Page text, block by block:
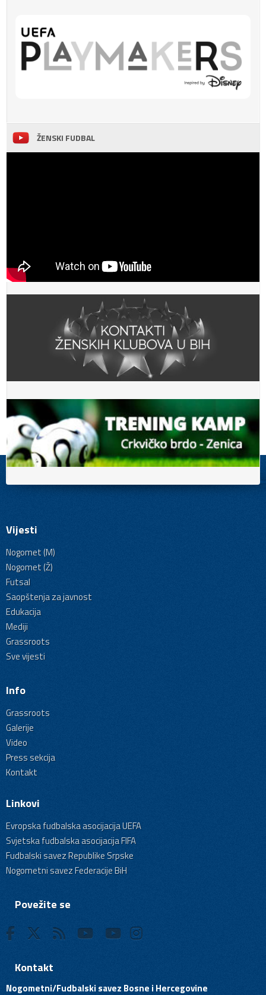
ŽENSKI FUDBAL
Vijesti
Nogomet (M)
Nogomet (Ž)
Futsal
Saopštenja za javnost
Edukacija
Mediji
Grassroots
Sve vijesti
Info
Grassroots
Galerije
Video
Press sekcija
Kontakt
Linkovi
Evropska fudbalska asocijacija UEFA
Svjetska fudbalska asocijacija FIFA
Fudbalski savez Republike Srpske
Nogometni savez Federacije BiH
Povežite se
Kontakt
Nogometni/Fudbalski savez Bosne i Hercegovine